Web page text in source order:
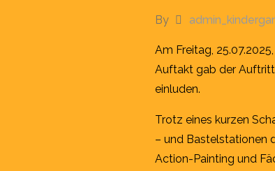
By
Am Freitag,
Auftakt gab der Auftritt
einluden.
Trotz eines kurzen
– und Bastelstationen
Action-Painting und